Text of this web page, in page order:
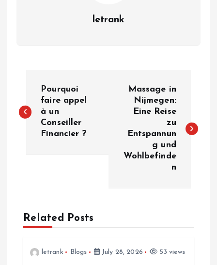
letrank
o
v
Pourquoi
faire appel
à un
Conseiller
Financier ?
Massage in
Nijmegen:
Eine Reise
zu
Entspannun
g und
Wohlbefinde
n
Related Posts
letrank Blogs July 28, 2026 53 views